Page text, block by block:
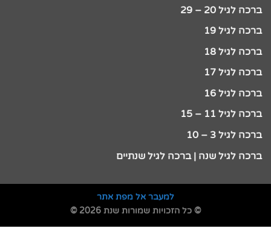
ברכה לגיל 20 – 29
ברכה לגיל 19
ברכה לגיל 18
ברכה לגיל 17
ברכה לגיל 16
ברכה לגיל 11 – 15
ברכה לגיל 3 – 10
ברכה לגיל שנה | ברכה לגיל שנתיים
למעבר אל מפת אתר
© כל הזכויות שמורות שנת 2026 ©